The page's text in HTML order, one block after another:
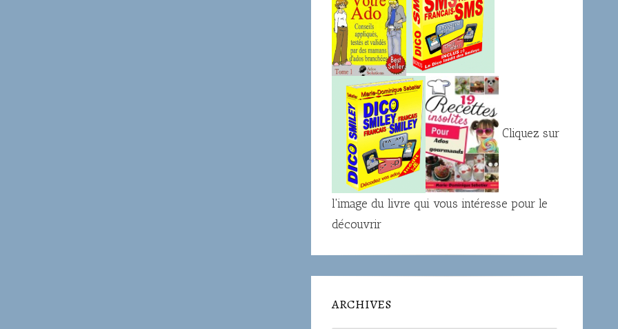
Cliquez sur
l'image du livre qui vous intéresse pour le
découvrir
ARCHIVES